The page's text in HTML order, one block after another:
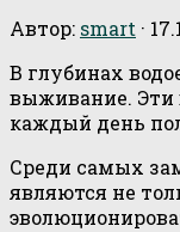
Автор: smart ·
В глубинах
выживание. Эти
каждый день
Среди самых
являются не